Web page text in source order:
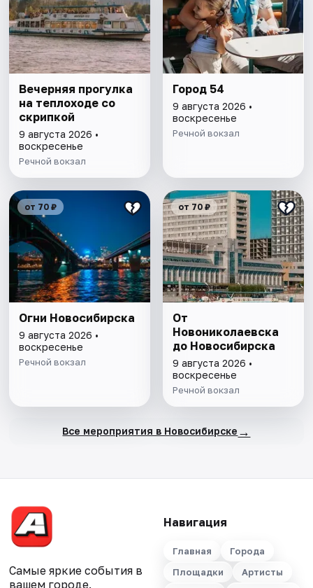
Вечерняя прогулка
на теплоходе со
скрипкой
9 августа 2026 •
воскресенье
Речной вокзал
Город 54
9 августа 2026 •
воскресенье
Речной вокзал
от 70 ₽
Огни Новосибирска
9 августа 2026 •
воскресенье
Речной вокзал
от 70 ₽
От
Новониколаевска
до Новосибирска
9 августа 2026 •
воскресенье
Речной вокзал
Все мероприятия в Новосибирске →
Самые яркие события в
вашем городе.
Навигация
Главная
Города
Площадки
Артисты